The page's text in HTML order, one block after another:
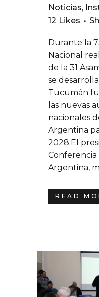
Noticias,
12 Likes
Durante la
Nacional
de la 31
se
Tucumán
las nuevas
nacionales
Argentina
2028.El
Conferencia
Argentina,
READ